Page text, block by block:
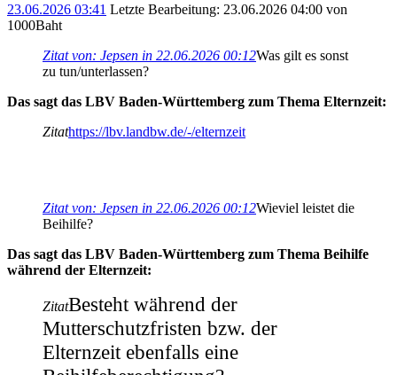
23.06.2026 03:41 Letzte Bearbeitung: 23.06.2026 04:00 von
1000Baht
Zitat von: Jepsen in 22.06.2026 00:12Was gilt es sonst
zu tun/unterlassen?
Das sagt das LBV Baden-Württemberg zum Thema Elternzeit:
Zitathttps://lbv.landbw.de/-/elternzeit
Zitat von: Jepsen in 22.06.2026 00:12Wieviel leistet die
Beihilfe?
Das sagt das LBV Baden-Württemberg zum Thema Beihilfe
während der Elternzeit:
ZitatBesteht während der
Mutterschutzfristen bzw. der
Elternzeit ebenfalls eine